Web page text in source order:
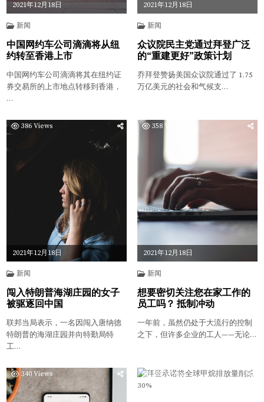
2021年12月18日
新闻
中国网约车公司滴滴将从纽
约转至香港上市
中国网约车公司滴滴将其在纽约证
券交易所的上市地点转移到香港，
…
2021年12月18日
新闻
众议院民主党通过拜登广泛
的“重建更好”政策计划
乔拜登赞扬美国众议院通过了 1.75
万亿美元的社会和气候支…
386 Views
2021年12月18日
新闻
闯入特朗普海湖庄园的女子
被驱逐回中国
联邦当局表示，一名因闯入唐纳德
特朗普的海湖庄园并向特勤局特
工…
358Views
2021年12月18日
新闻
想要密切关注您在家工作的
员工吗？ 抵制冲动
一年前，虽然仍处于大流行的控制
之下，但许多企业的工人——无论…
340Views 355Views